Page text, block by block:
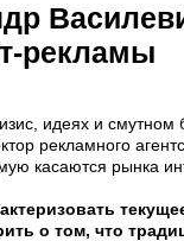
рекламы
идеях и
рекламного
касаются рынка
о том, что